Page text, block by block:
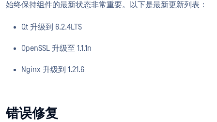
始终保持组件的最新状态非常重要。以下是最新更新列表：
Qt 升级到 6.2.4LTS
OpenSSL 升级至 1.1.1n
Nginx 升级到 1.21.6
错误修复